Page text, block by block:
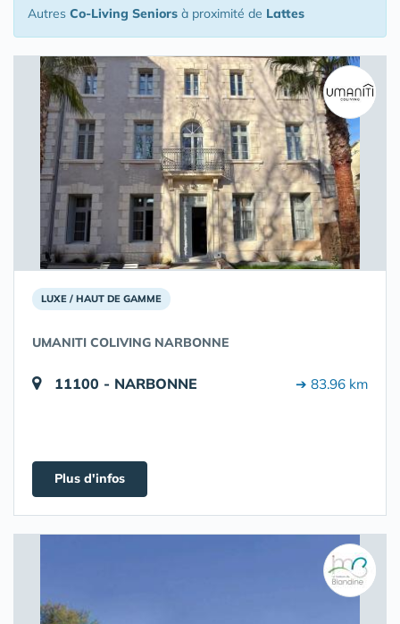
Autres Co-Living Seniors à proximité de Lattes
LUXE / HAUT DE GAMME
UMANITI COLIVING NARBONNE
11100 - NARBONNE ➔ 83.96 km
Plus d'infos